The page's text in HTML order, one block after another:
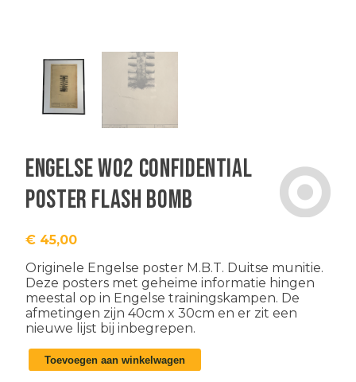
Engelse WO2 confidential
poster Flash Bomb
€ 45,00
Originele Engelse poster M.B.T. Duitse munitie.
Deze posters met geheime informatie hingen
meestal op in Engelse trainingskampen. De
afmetingen zijn 40cm x 30cm en er zit een
nieuwe lijst bij inbegrepen.
Engelse
WO2
Toevoegen aan winkelwagen